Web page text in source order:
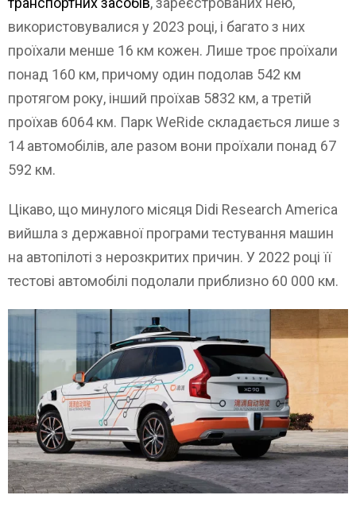
використовувалися у 2023 році, і багато з них
проїхали менше 16 км кожен. Лише троє проїхали
понад 160 км, причому один подолав 542 км
протягом року, інший проїхав 5832 км, а третій
проїхав 6064 км. Парк WeRide складається лише з
14 автомобілів, але разом вони проїхали понад 67
592 км.
Цікаво, що минулого місяця Didi Research America
вийшла з державної програми тестування машин
на автопілоті з нерозкритих причин. У 2022 році її
тестові автомобілі подолали приблизно 60 000 км.